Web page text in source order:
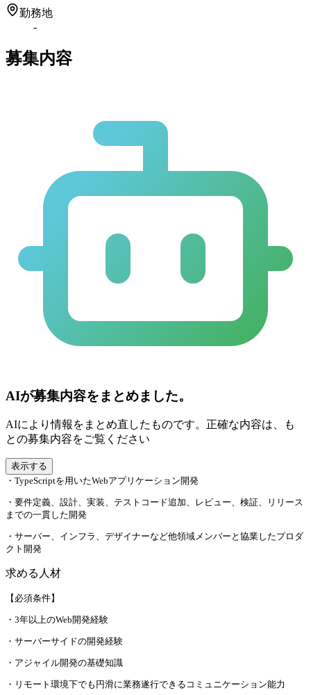
勤務地
-
募集内容
AIが募集内容をまとめました。
AIにより情報をまとめ直したものです。正確な内容は、も
との募集内容をご覧ください
表示する
・TypeScriptを用いたWebアプリケーション開発
・要件定義、設計、実装、テストコード追加、レビュー、検証、リリース
までの一貫した開発
・サーバー、インフラ、デザイナーなど他領域メンバーと協業したプロダ
クト開発
求める人材
【必須条件】
・3年以上のWeb開発経験
・サーバーサイドの開発経験
・アジャイル開発の基礎知識
・リモート環境下でも円滑に業務遂行できるコミュニケーション能力